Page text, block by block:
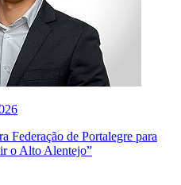
Federação de Portalegre para
o Alto Alentejo”